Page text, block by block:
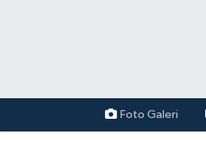
Foto Galeri